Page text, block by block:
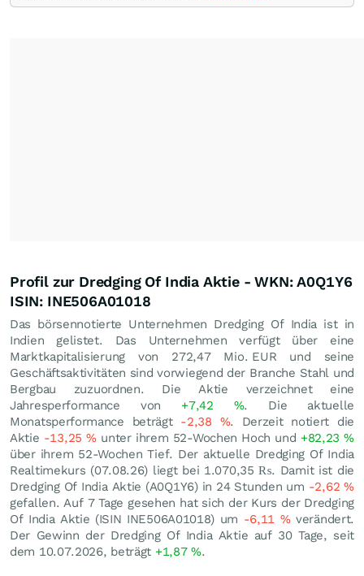
Profil zur Dredging Of India Aktie - WKN: A0Q1Y6
ISIN: INE506A01018
Das börsennotierte Unternehmen Dredging Of India ist in
Indien gelistet. Das Unternehmen verfügt über eine
Marktkapitalisierung von 272,47 Mio. EUR und seine
Geschäftsaktivitäten sind vorwiegend der Branche Stahl und
Bergbau zuzuordnen. Die Aktie verzeichnet eine
Jahresperformance von +7,42 %. Die aktuelle
Monatsperformance beträgt -2,38 %. Derzeit notiert die
Aktie -13,25%unter ihrem 52-Wochen Hoch und +82,23%
über ihrem 52-Wochen Tief. Der aktuelle Dredging Of India
Realtimekurs (07.08.26) liegt bei 1.070,35 ₨. Damit ist die
Dredging Of India Aktie (A0Q1Y6) in 24 Stunden um -2,62%
gefallen. Auf 7 Tage gesehen hat sich der Kurs der Dredging
Of India Aktie (ISIN INE506A01018) um -6,11 %verändert.
Der Gewinn der Dredging Of India Aktie auf 30 Tage, seit
dem 10.07.2026, beträgt +1,87%.